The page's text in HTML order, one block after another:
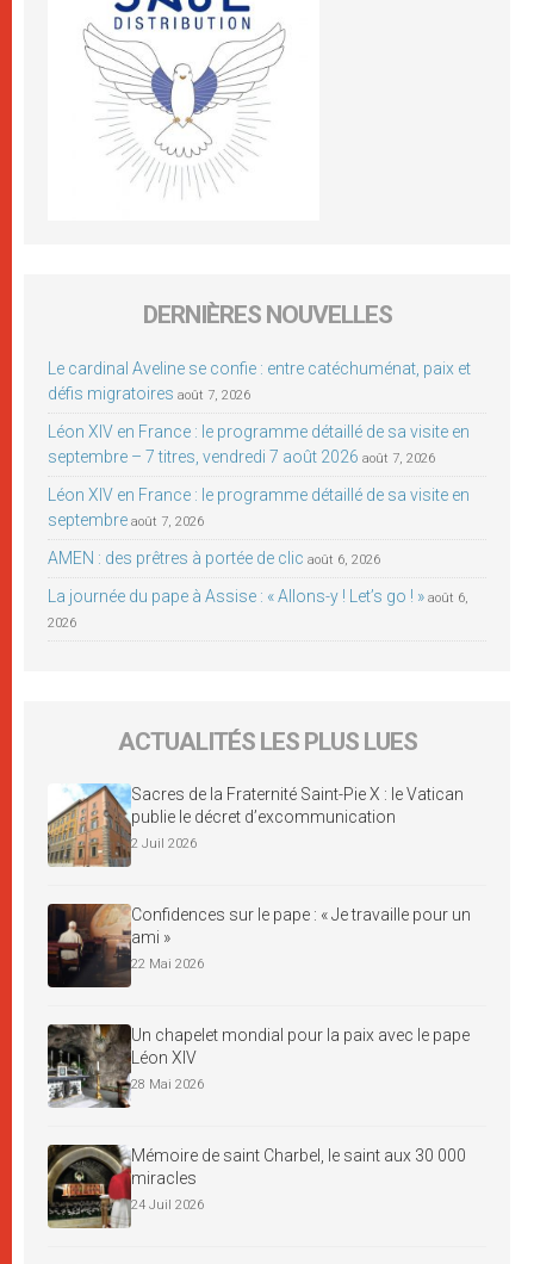
DERNIÈRES NOUVELLES
Le cardinal Aveline se confie : entre catéchuménat, paix et
défis migratoires août 7, 2026
Léon XIV en France : le programme détaillé de sa visite en
septembre – 7 titres, vendredi 7 août 2026 août 7, 2026
Léon XIV en France : le programme détaillé de sa visite en
septembre août 7, 2026
AMEN : des prêtres à portée de clic août 6, 2026
La journée du pape à Assise : « Allons-y ! Let’s go ! » août 6,
2026
ACTUALITÉS LES PLUS LUES
Sacres de la Fraternité Saint-Pie X : le Vatican
publie le décret d’excommunication
2 Juil 2026
Confidences sur le pape : « Je travaille pour un
ami »
22 Mai 2026
Un chapelet mondial pour la paix avec le pape
Léon XIV
28 Mai 2026
Mémoire de saint Charbel, le saint aux 30 000
miracles
24 Juil 2026